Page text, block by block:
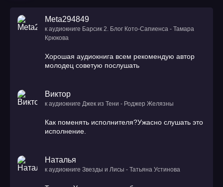
Meta294849
к аудиокниге Барсик 2. Блог Кото-Сапиенса - Тамара
Крюкова
Хорошая аудиокнига всем рекомендую автор
молодец советую послушать
Виктор
к аудиокниге Джек из Тени - Роджер Желязны
Как поменять исполнителя?Ужасно слушать это
исполнение.
Наталья
к аудиокниге Звезды и Лисы - Татьяна Устинова